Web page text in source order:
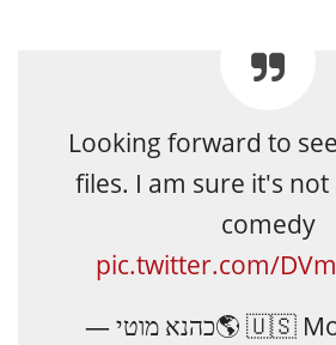
Looking forward to
files. I am sure it's
comedy
pic.twitter.com/
— כהנא מוטי🌎 🇺🇸 Moti Kahana